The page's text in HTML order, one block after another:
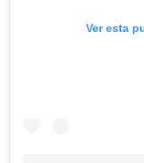
Ver esta